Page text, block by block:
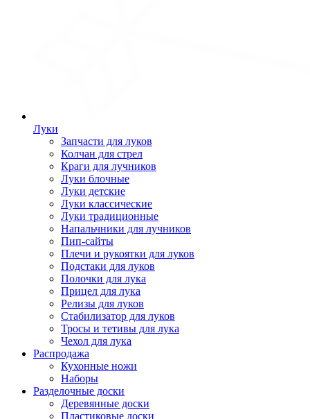
Луки
Запчасти для луков
Колчан для стрел
Краги для лучников
Луки блочные
Луки детские
Луки классические
Луки традиционные
Напальчники для лучников
Пип-сайты
Плечи и рукоятки для луков
Подстаки для луков
Полочки для лука
Прицел для лука
Релизы для луков
Стабилизатор для луков
Тросы и тетивы для лука
Чехол для лука
Распродажа
Кухонные ножи
Наборы
Разделочные доски
Деревянные доски
Пластиковые доски